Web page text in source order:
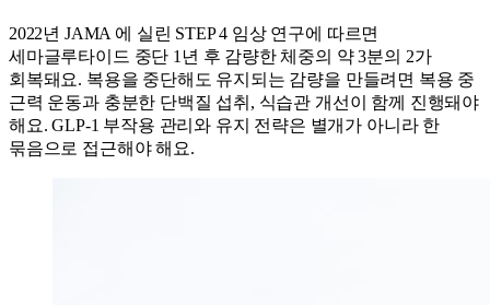
2022년 JAMA 에 실린 STEP 4 임상 연구에 따르면
세마글루타이드 중단 1년 후 감량한 체중의 약 3분의 2가
회복돼요. 복용을 중단해도 유지되는 감량을 만들려면 복용 중
근력 운동과 충분한 단백질 섭취, 식습관 개선이 함께 진행돼야
해요. GLP-1 부작용 관리와 유지 전략은 별개가 아니라 한
묶음으로 접근해야 해요.